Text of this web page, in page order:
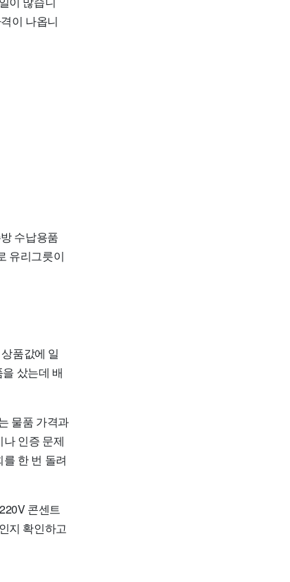
이 나옵니
수납용품
유리그릇이
품값에 일
샀는데 배
물품 가격과
나 인증 문제
한 번 돌려
콘센트
지 확인하고